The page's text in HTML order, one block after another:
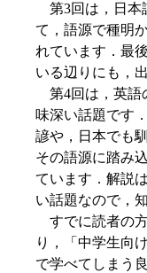
第3回は，日本
て，語源で種明
れています．最
いる辺りにも，
第4回は，英語
味深い話題です
諺や，日本でも
その語源に踏み
ています．解説
い話題なので，
すでに読者の
り，「中学生向
で学べてしまう